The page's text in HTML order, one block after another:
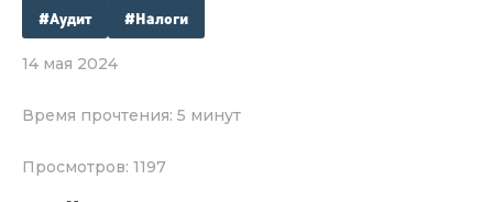
Прайс
Наши кейсы
Блог
Отзывы
#Аудит #Налоги
14 мая 2024
Время прочтения: 5 минут
Просмотров: 1197